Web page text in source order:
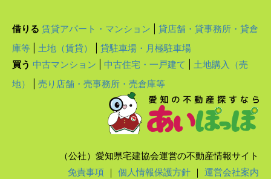
借りる 賃貸アパート・マンション
貸店舗・貸事務所・貸倉
庫等
土地（賃貸）
貸駐車場・月極駐車場
買う 中古マンション 中古住宅・一戸建て
土地購入（売
地）
売り店舗・売事務所・売倉庫等
（公社）愛知県宅建協会運営の不動産情報サイト
免責事項 ｜ 個人情報保護方針 ｜ 運営会社案内